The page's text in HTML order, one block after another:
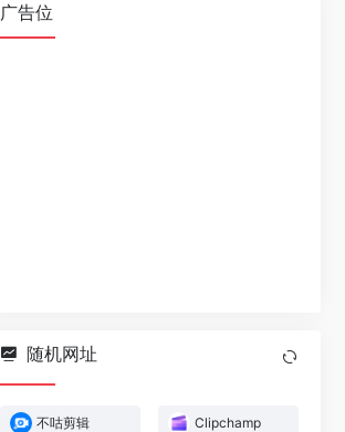
广告位
随机网址
不咕剪辑 Clipchamp